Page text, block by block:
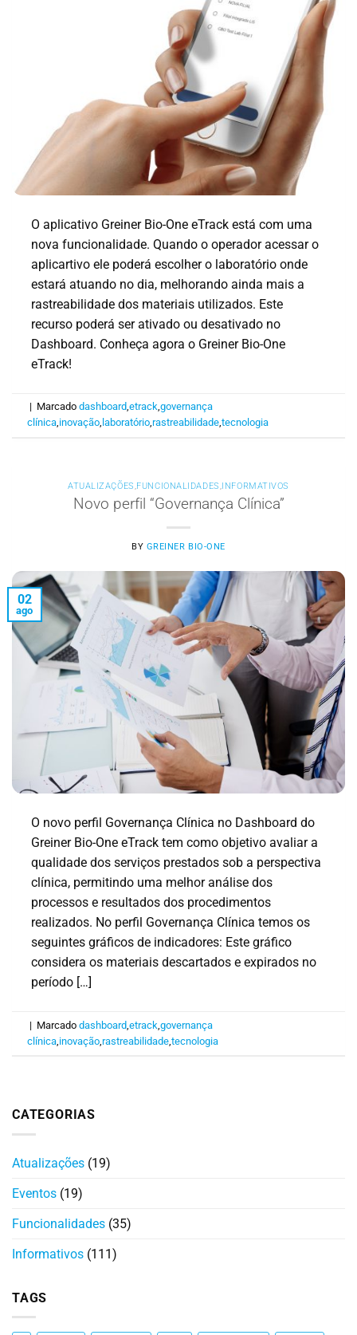
O aplicativo Greiner Bio-One eTrack está com uma
nova funcionalidade. Quando o operador acessar o
aplicartivo ele poderá escolher o laboratório onde
estará atuando no dia, melhorando ainda mais a
rastreabilidade dos materiais utilizados. Este
recurso poderá ser ativado ou desativado no
Dashboard. Conheça agora o Greiner Bio-One
eTrack!
| Marcadodashboard ,etrack ,governança
clínica inovação laboratório ,rastreabilidade ,tecnologia
ATUALIZAÇÕES FUNCIONALIDADES INFORMATIVOS
Novo perfil “Governança Clínica”
BY GREINER BIO-ONE
02
ago
O novo perfil Governança Clínica no Dashboard do
Greiner Bio-One eTrack tem como objetivo avaliar a
qualidade dos serviços prestados sob a perspectiva
clínica, permitindo uma melhor análise dos
processos e resultados dos procedimentos
realizados. No perfil Governança Clínica temos os
seguintes gráficos de indicadores: Este gráfico
considera os materiais descartados e expirados no
período […]
| Marcadodashboard ,etrack ,governança
clínica inovação ,rastreabilidade ,tecnologia
CATEGORIAS
Atualizações (19)
Eventos (19)
Funcionalidades (35)
Informativos (111)
TAGS